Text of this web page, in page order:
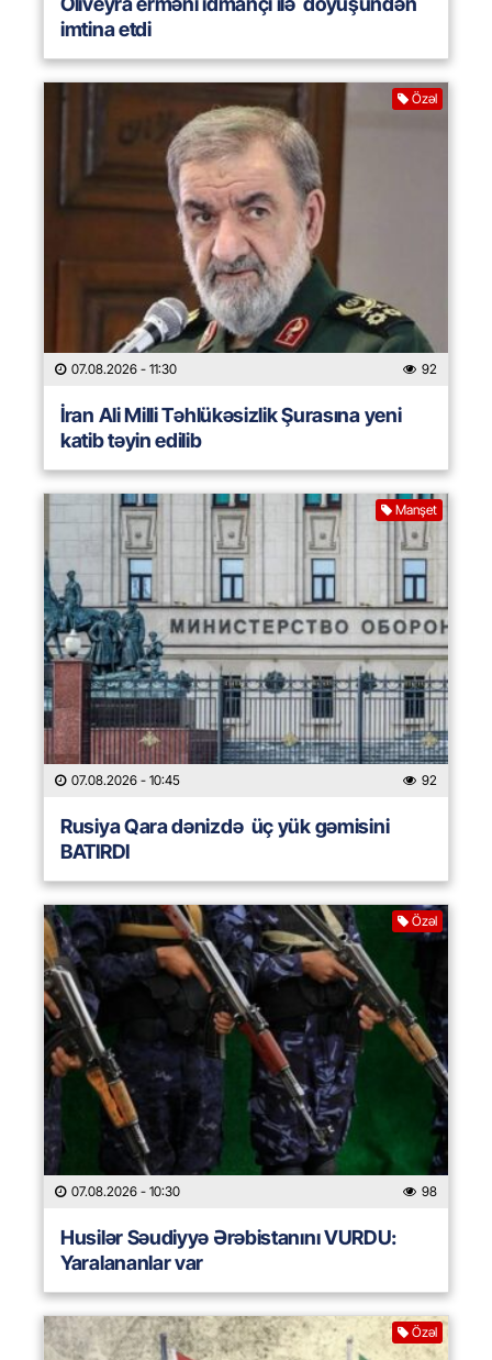
imtina etdi
Özəl
07.08.2026 - 11:30 92
İran Ali Milli Təhlükəsizlik Şurasına yeni
katib təyin edilib
Manşet
07.08.2026 - 10:45 92
Rusiya Qara dənizdə üç yük gəmisini
BATIRDI
Özəl
07.08.2026 - 10:30 98
Husilər Səudiyyə Ərəbistanını VURDU:
Yaralananlar var
Özəl